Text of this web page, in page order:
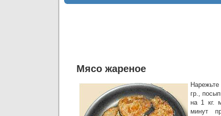
Мясо жареное
гр.,
на 1 кг.
минут